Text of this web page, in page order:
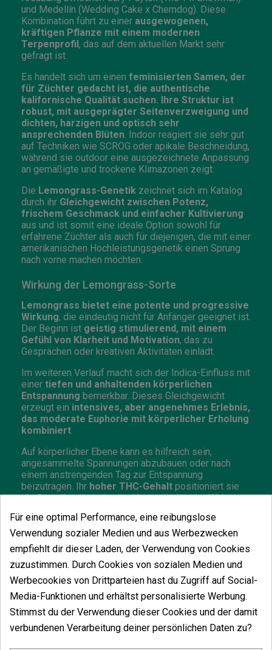
und Medellín (Wedding Cake x Chemdog). Diese
Kombination führt zu einer ausgewogenen,
kräftigen Pflanze mit einem modernen
Terpenprofil, das auf dem aktuellen Markt sehr
gefragt ist.
Es handelt sich um einen feminisierten Samen, der
für Züchter gedacht ist, die authentische
kalifornische Qualität suchen. Ihre Struktur ist
robust, mit ausgeprägter Seitenverzweigung und
dichten, harzigen und optisch sehr
ansprechenden Blüten . Indoor reagiert sie sehr gut
auf Techniken wie SCROG oder apikale Beschneidung,
während sie outdoor eine ausgezeichnete Anpassung
an gemäßigte und trockene Klimazonen zeigt.
Die Lemongrass-Genetik zeichnet sich im Katalog
durch ihr Gleichgewicht zwischen Potenz,
frischem Geschmack und einfacher Kultivierung
aus und ist somit eine ideale Option sowohl für
erfahrene Züchter als auch für diejenigen, die mit einer
amerikanischen Hochleistungsgenetik einen Sprung
nach vorne machen möchten.
Wirkung der Lemongrass-Sorte
Lemongrass bietet eine potente und progressive
Wirkung, die eindeutig nicht für Anfänger geeignet ist.
Der Beginn ist geistig stimulierend, mit einem
Gefühl von Klarheit und Motivation, das zu
Gesprächen oder kreativen Aktivitäten einlädt.
Im weiteren Verlauf macht sich der Indica-Einfluss mit
einer tiefen und anhaltenden körperlichen
Entspannung bemerkbar. Dieses Gleichgewicht
erzeugt ein intensives, aber angenehmes Erlebnis,
das moderate Euphorie mit körperlicher Erholung
kombiniert
Auf körperlicher Ebene kann es hilfreich sein,
angesammelte Spannungen abzubauen oder nach
einem anstrengenden Tag zur Entspannung
beizutragen. Ihr hoher THC-Gehalt positioniert sie
als Genetik mit starker und lang anhaltender Wirkung.
Geschmack und Aroma von Lemongrass
Dasaromatische Profil von Lemongrass
macht
ihrem Namen alle Ehre. Es dominierenfrische
Zitrusnoten, wie saure Zitrone, begleitet von
gasförmigen und leicht süßen Nuancen, die von
Gary Payton und Chemdog geerbt wurden.
Zu denherausragendsten Terpenengehören
Limonen (verantwortlich für den zitrischen und
stimulierenden Charakter), Caryophyllen (würziger und
Für eine optimal Performance, eine reibungslose
Verwendung sozialer Medien und aus Werbezwecken
empfiehlt dir dieser Laden, der Verwendung von Cookies
zuzustimmen. Durch Cookies von sozialen Medien und
Werbecookies von Drittparteien hast du Zugriff auf Social-
Media-Funktionen und erhältst personalisierte Werbung.
Stimmst du der Verwendung dieser Cookies und der damit
verbundenen Verarbeitung deiner persönlichen Daten zu?